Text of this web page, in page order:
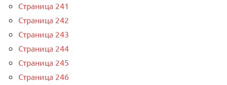
Страница 241
Страница 242
Страница 243
Страница 244
Страница 245
Страница 246